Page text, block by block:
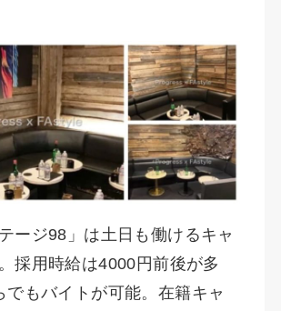
ージ98」は土日も働けるキャ
採用時給は4000円前後が多
でもバイトが可能。在籍キャ